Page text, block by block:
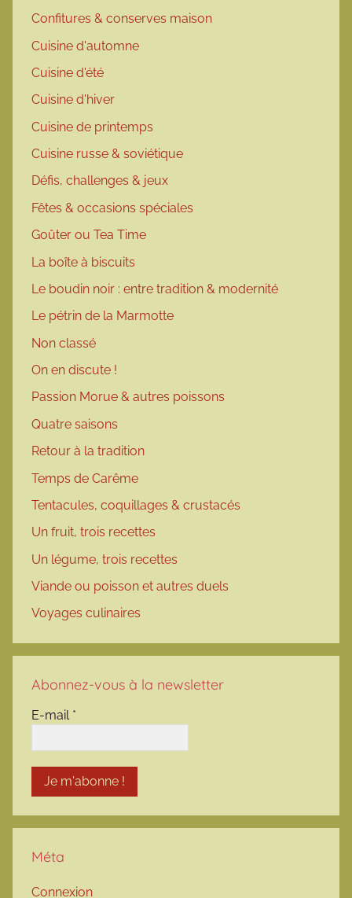
Confitures & conserves maison
Cuisine d'automne
Cuisine d'été
Cuisine d'hiver
Cuisine de printemps
Cuisine russe & soviétique
Défis, challenges & jeux
Fêtes & occasions spéciales
Goûter ou Tea Time
La boîte à biscuits
Le boudin noir : entre tradition & modernité
Le pétrin de la Marmotte
Non classé
On en discute !
Passion Morue & autres poissons
Quatre saisons
Retour à la tradition
Temps de Carême
Tentacules, coquillages & crustacés
Un fruit, trois recettes
Un légume, trois recettes
Viande ou poisson et autres duels
Voyages culinaires
Abonnez-vous à la newsletter
E-mail *
Méta
Connexion